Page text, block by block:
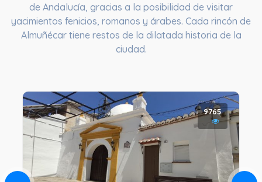
de Andalucía, gracias a la posibilidad de visitar
yacimientos fenicios, romanos y árabes. Cada rincón de
Almuñécar tiene restos de la dilatada historia de la
ciudad.
9765